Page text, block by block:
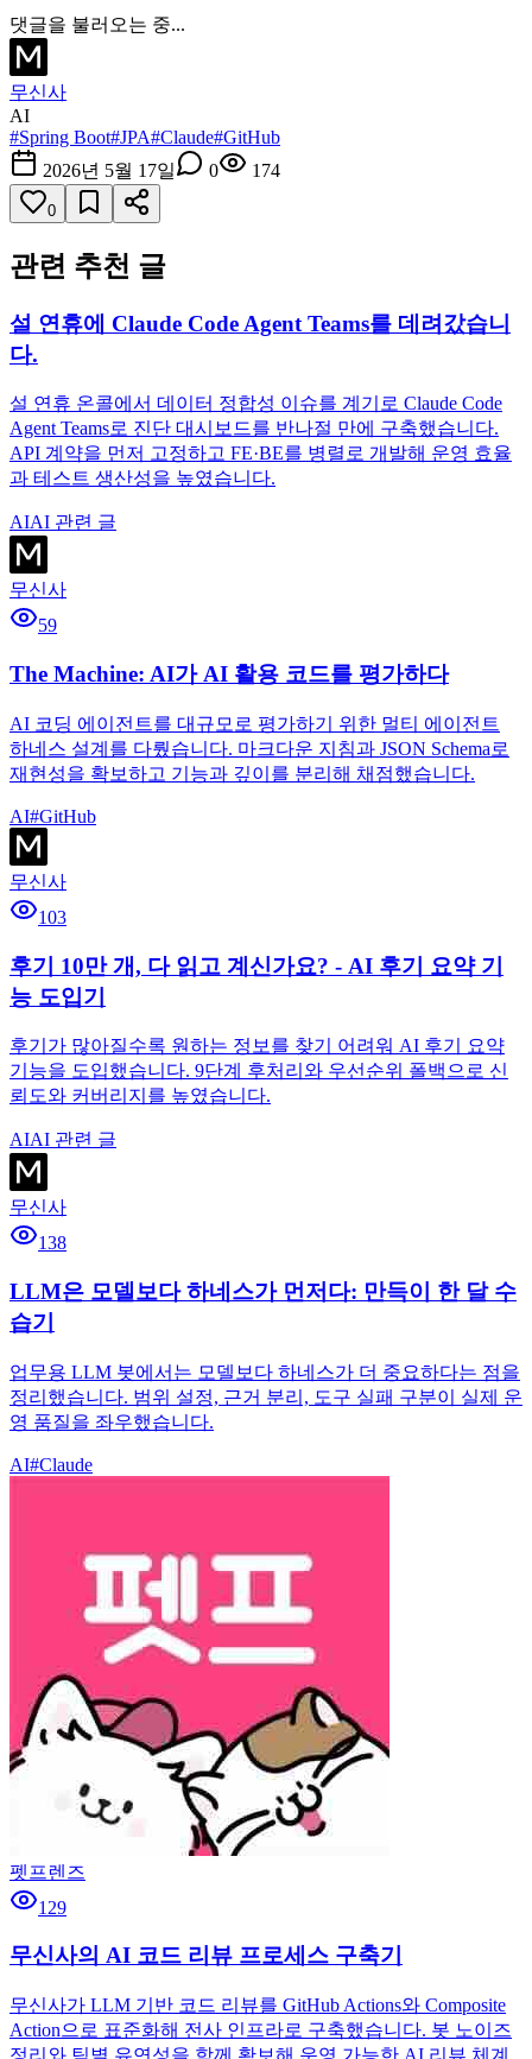
댓글을 불러오는 중...
무신사
AI
#Spring Boot#JPA#Claude#GitHub
2026년 5월 17일
0 174
0
관련 추천 글
설 연휴에 Claude Code Agent Teams를 데려갔습니
다.
설 연휴 온콜에서 데이터 정합성 이슈를 계기로 Claude Code
Agent Teams로 진단 대시보드를 반나절 만에 구축했습니다.
API 계약을 먼저 고정하고 FE·BE를 병렬로 개발해 운영 효율
과 테스트 생산성을 높였습니다.
AIAI 관련 글
무신사
59
The Machine: AI가 AI 활용 코드를 평가하다
AI 코딩 에이전트를 대규모로 평가하기 위한 멀티 에이전트
하네스 설계를 다뤘습니다. 마크다운 지침과 JSON Schema로
재현성을 확보하고 기능과 깊이를 분리해 채점했습니다.
AI#GitHub
무신사
103
후기 10만 개, 다 읽고 계신가요? - AI 후기 요약 기
능 도입기
후기가 많아질수록 원하는 정보를 찾기 어려워 AI 후기 요약
기능을 도입했습니다. 9단계 후처리와 우선순위 폴백으로 신
뢰도와 커버리지를 높였습니다.
AIAI 관련 글
무신사
138
LLM은 모델보다 하네스가 먼저다: 만득이 한 달 수
습기
업무용 LLM 봇에서는 모델보다 하네스가 더 중요하다는 점을
정리했습니다. 범위 설정, 근거 분리, 도구 실패 구분이 실제 운
영 품질을 좌우했습니다.
AI#Claude
펫프렌즈
129
무신사의 AI 코드 리뷰 프로세스 구축기
무신사가 LLM 기반 코드 리뷰를 GitHub Actions와 Composite
Action으로 표준화해 전사 인프라로 구축했습니다. 봇 노이즈